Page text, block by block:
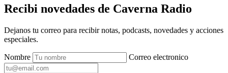
Recibi novedades de Caverna Radio
Dejanos tu correo para recibir notas, podcasts, novedades y acciones
especiales.
Nombre Correo electronico